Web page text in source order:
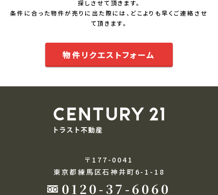
探しさせて頂きます。
条件に合った物件が売りに出た際には、どこよりも早くご連絡させ
て頂きます。
物件リクエストフォーム
〒177-0041
東京都練馬区石神井町6-1-18
0120-37-6060